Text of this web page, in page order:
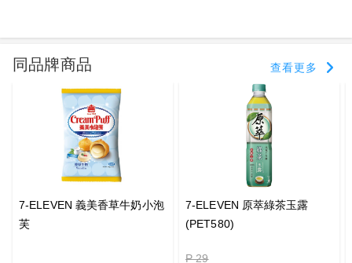
同品牌商品 查看更多
7-ELEVEN 義美香草牛奶小泡
芙
7-ELEVEN 原萃綠茶玉露
(PET580)
P 29